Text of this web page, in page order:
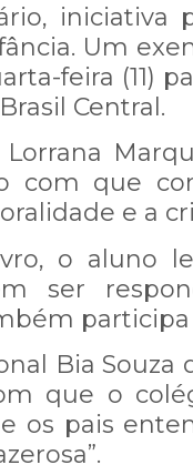
iniciativa
Um
feira (11)
Central.
com que
e a
o aluno
ser
Bia Souza
que o
os pais
mais
e